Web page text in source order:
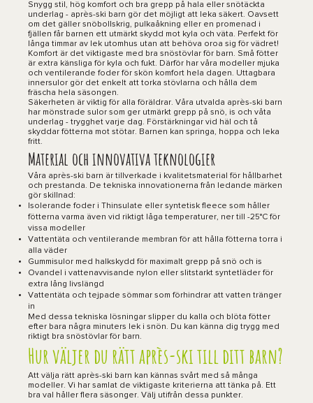
Snygg stil, hög komfort och bra grepp på hala eller snötäckta
underlag - après-ski barn gör det möjligt att leka säkert. Oavsett
om det gäller snöbollskrig, pulkaåkning eller en promenad i
fjällen får barnen ett utmärkt skydd mot kyla och väta. Perfekt för
långa timmar av lek utomhus utan att behöva oroa sig för vädret!
Komfort är det viktigaste med bra snöstövlar för barn. Små fötter
är extra känsliga för kyla och fukt. Därför har våra modeller mjuka
och ventilerande foder för skön komfort hela dagen. Uttagbara
innersulor gör det enkelt att torka stövlarna och hålla dem
fräscha hela säsongen.
Säkerheten är viktig för alla föräldrar. Våra utvalda après-ski barn
har mönstrade sulor som ger utmärkt grepp på snö, is och våta
underlag - trygghet varje dag. Förstärkningar vid häl och tå
skyddar fötterna mot stötar. Barnen kan springa, hoppa och leka
fritt.
Material och innovativa teknologier
Våra après-ski barn är tillverkade i kvalitetsmaterial för hållbarhet
och prestanda. De tekniska innovationerna från ledande märken
gör skillnad:
Isolerande foder i Thinsulate eller syntetisk fleece som håller
fötterna varma även vid riktigt låga temperaturer, ner till -25°C för
vissa modeller
Vattentäta och ventilerande membran för att hålla fötterna torra i
alla väder
Gummisulor med halkskydd för maximalt grepp på snö och is
Ovandel i vattenavvisande nylon eller slitstarkt syntetläder för
extra lång livslängd
Vattentäta och tejpade sömmar som förhindrar att vatten tränger
in
Med dessa tekniska lösningar slipper du kalla och blöta fötter
efter bara några minuters lek i snön. Du kan känna dig trygg med
riktigt bra snöstövlar för barn.
Hur väljer du rätt après-ski till ditt barn?
Att välja rätt après-ski barn kan kännas svårt med så många
modeller. Vi har samlat de viktigaste kriterierna att tänka på. Ett
bra val håller flera säsonger. Välj utifrån dessa punkter.